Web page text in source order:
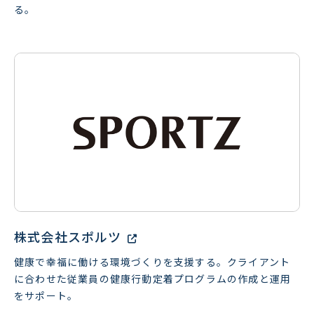
る。
株式会社スポルツ
健康で幸福に働ける環境づくりを支援する。クライアント
に合わせた従業員の健康行動定着プログラムの作成と運用
をサポート。